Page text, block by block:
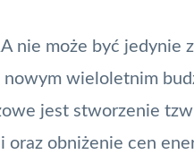
nie może być jedynie
nowym wieloletnim
jest stworzenie
oraz obniżenie cen